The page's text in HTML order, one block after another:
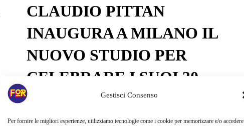
Gestisci Consenso
Per fornire le migliori esperienze, utilizziamo tecnologie come i cookie per memorizzare e/o accedere
CLAUDIO PITTAN
INAUGURA A MILANO IL
NUOVO STUDIO PER
CELEBRARE I SUOI 30
ANNI DI CARRIERA
The New Pittan Tattoo apre ufficialmente i battenti il prossimo 25